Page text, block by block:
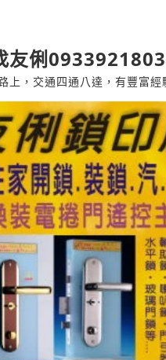
友俐0933921803
上，交通四通八達，有豐富